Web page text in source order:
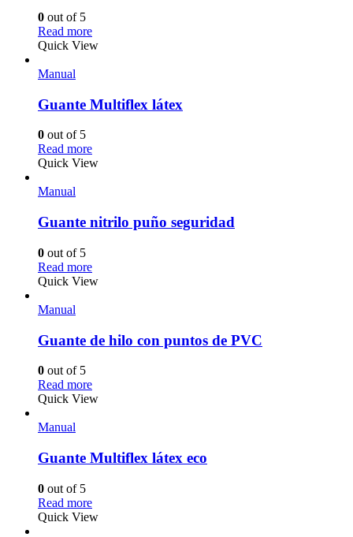
0 out of 5
Read more
Quick View
Manual
Guante Multiflex látex
0 out of 5
Read more
Quick View
Manual
Guante nitrilo puño seguridad
0 out of 5
Read more
Quick View
Manual
Guante de hilo con puntos de PVC
0 out of 5
Read more
Quick View
Manual
Guante Multiflex látex eco
0 out of 5
Read more
Quick View